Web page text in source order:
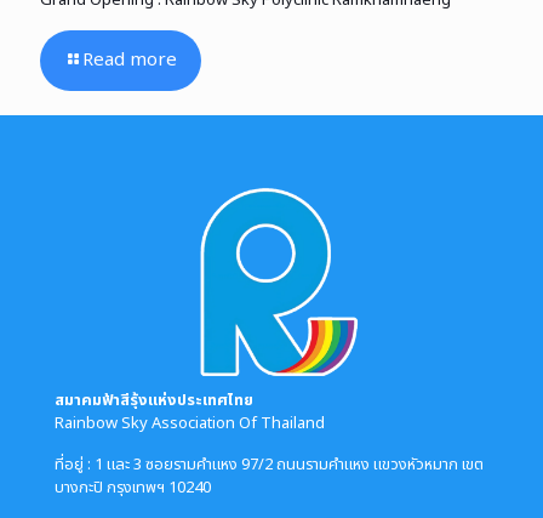
Read more
สมาคมฟ้าสีรุ้งแห่งประเทศไทย
Rainbow Sky Association Of Thailand
ที่อยู่ : 1 และ 3 ซอยรามคำแหง 97/2 ถนนรามคำแหง แขวงหัวหมาก เขต
บางกะปิ กรุงเทพฯ 10240